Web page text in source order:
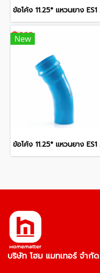
ข้อโค้ง
New
ข้อโค้ง
บริษัท โฮม แมทเทอร์ จำกัด